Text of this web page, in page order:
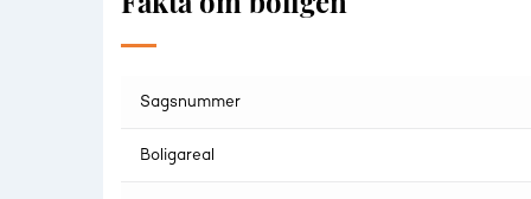
Sagsnummer
Boligareal